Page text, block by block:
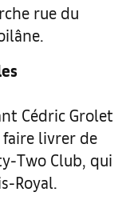
rue du
Cédric Grolet
faire livrer de
Two Club, qui
Royal.